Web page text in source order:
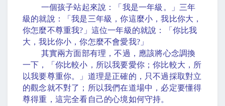
一個孩子站起來說：「我是一年級。」三年
級的就說：「我是三年級，你這麼小，我比你大，
你怎麼不尊重我? 」這位一年級的就說：「你比我
大，我比你小，你怎麼不會愛我? 」
其實兩方面部有理，不過，應該將心念調換
一下，「你比較小，所以我要愛你；你比較大，所
以我要尊重你。」道理是正確的，只不過採取對立
的觀念就不對了；所以我們在道場中，必定要懂得
尊得重，這完全看自己的心境如何守持。